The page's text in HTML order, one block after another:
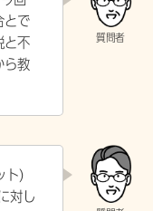
とで
と不
ら教
ト)
対し